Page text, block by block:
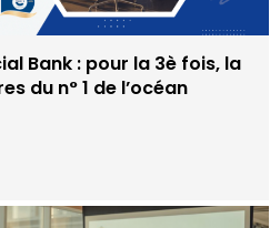
Bank : pour la 3è fois, la
du n° 1 de l’océan